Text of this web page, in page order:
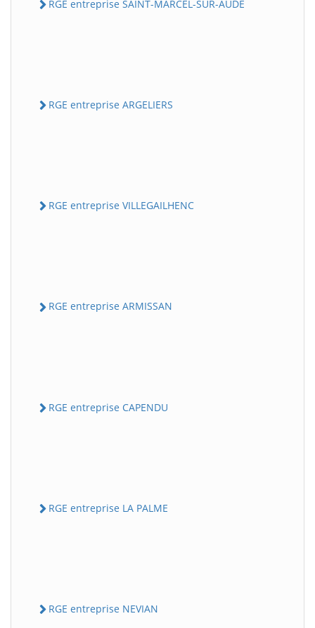
RGE entreprise SAINT-MARCEL-SUR-AUDE
RGE entreprise ARGELIERS
RGE entreprise VILLEGAILHENC
RGE entreprise ARMISSAN
RGE entreprise CAPENDU
RGE entreprise LA PALME
RGE entreprise NEVIAN